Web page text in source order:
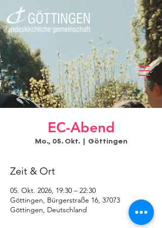
EC-Abend
Mo., 05. Okt.
  |
Göttingen
Zeit & Ort
05. Okt. 2026, 19:30 – 22:30
Göttingen, Bürgerstraße 16, 37073
Göttingen, Deutschland